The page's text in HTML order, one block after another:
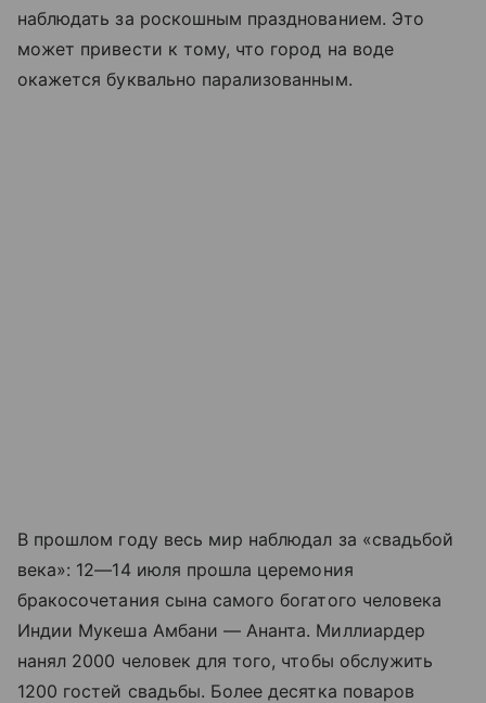
наблюдать за роскошным празднованием. Это
может привести к тому, что город на воде
окажется буквально парализованным.
В прошлом году весь мир наблюдал за «свадьбой
века»: 12—14 июля прошла церемония
бракосочетания сына самого богатого человека
Индии Мукеша Амбани — Ананта. Миллиардер
нанял 2000 человек для того, чтобы обслужить
1200 гостей свадьбы. Более десятка поваров